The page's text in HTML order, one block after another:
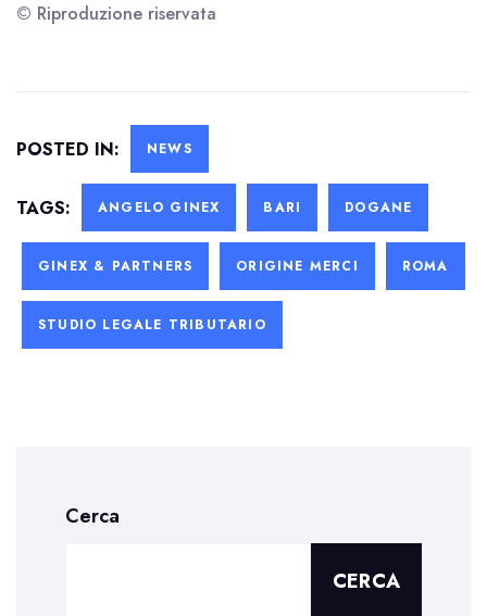
© Riproduzione riservata
POSTED IN: NEWS
TAGS: ANGELO GINEX BARI DOGANE
GINEX & PARTNERS ORIGINE MERCI ROMA
STUDIO LEGALE TRIBUTARIO
Cerca
CERCA